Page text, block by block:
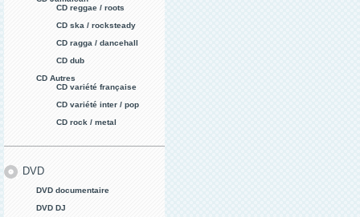
CD reggae / roots
CD ska / rocksteady
CD ragga / dancehall
CD dub
CD Autres
CD variété française
CD variété inter / pop
CD rock / metal
DVD
DVD documentaire
DVD DJ